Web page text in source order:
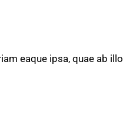
eaque ipsa, quae ab illo